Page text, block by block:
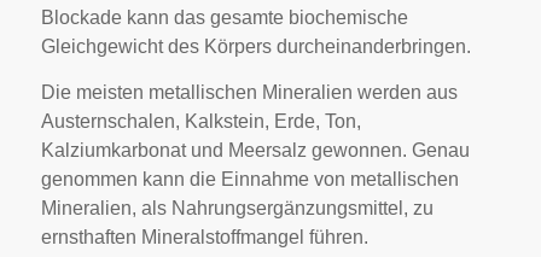
Blockade kann das gesamte biochemische
Gleichgewicht des Körpers durcheinanderbringen.
Die meisten metallischen Mineralien werden aus
Austernschalen, Kalkstein, Erde, Ton,
Kalziumkarbonat und Meersalz gewonnen. Genau
genommen kann die Einnahme von metallischen
Mineralien, als Nahrungsergänzungsmittel, zu
ernsthaften Mineralstoffmangel führen.